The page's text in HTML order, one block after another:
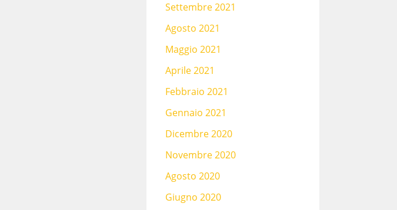
Settembre 2021
Agosto 2021
Maggio 2021
Aprile 2021
Febbraio 2021
Gennaio 2021
Dicembre 2020
Novembre 2020
Agosto 2020
Giugno 2020